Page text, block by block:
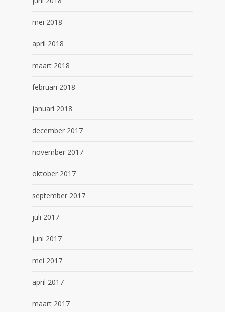
mei 2018
april 2018
maart 2018
februari 2018
januari 2018
december 2017
november 2017
oktober 2017
september 2017
juli 2017
juni 2017
mei 2017
april 2017
maart 2017